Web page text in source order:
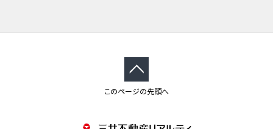
このページの先頭へ